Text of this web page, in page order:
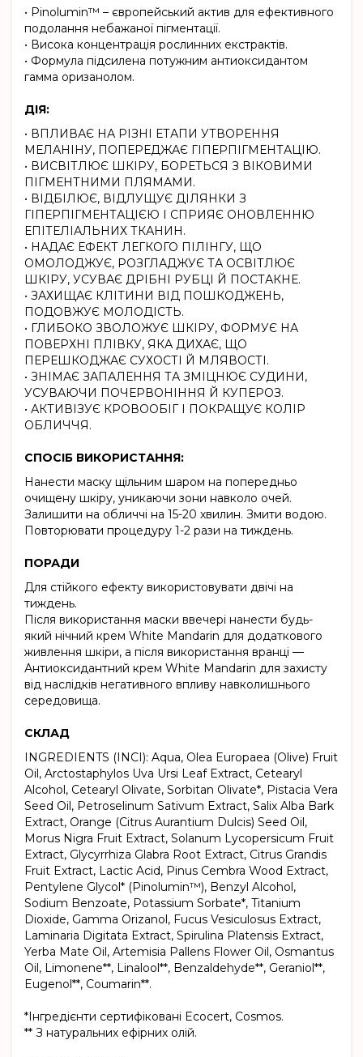
• Pinolumin™ – європейський актив для ефективного
подолання небажаної пігментації.
• Висока концентрація рослинних екстрактів.
• Формула підсилена потужним антиоксидантом
гамма оризанолом.
ДІЯ:
• ВПЛИВАЄ НА РІЗНІ ЕТАПИ УТВОРЕННЯ
МЕЛАНІНУ, ПОПЕРЕДЖАЄ ГІПЕРПІГМЕНТАЦІЮ.
• ВИСВІТЛЮЄ ШКІРУ, БОРЕТЬСЯ З ВІКОВИМИ
ПІГМЕНТНИМИ ПЛЯМАМИ.
• ВІДБІЛЮЄ, ВІДЛУЩУЄ ДІЛЯНКИ З
ГІПЕРПІГМЕНТАЦІЄЮ І СПРИЯЄ ОНОВЛЕННЮ
ЕПІТЕЛІАЛЬНИХ ТКАНИН.
• НАДАЄ ЕФЕКТ ЛЕГКОГО ПІЛІНГУ, ЩО
ОМОЛОДЖУЄ, РОЗГЛАДЖУЄ ТА ОСВІТЛЮЄ
ШКІРУ, УСУВАЄ ДРІБНІ РУБЦІ Й ПОСТАКНЕ.
• ЗАХИЩАЄ КЛІТИНИ ВІД ПОШКОДЖЕНЬ,
ПОДОВЖУЄ МОЛОДІСТЬ.
• ГЛИБОКО ЗВОЛОЖУЄ ШКІРУ, ФОРМУЄ НА
ПОВЕРХНІ ПЛІВКУ, ЯКА ДИХАЄ, ЩО
ПЕРЕШКОДЖАЄ СУХОСТІ Й МЛЯВОСТІ.
• ЗНІМАЄ ЗАПАЛЕННЯ ТА ЗМІЦНЮЄ СУДИНИ,
УСУВАЮЧИ ПОЧЕРВОНІННЯ Й КУПЕРОЗ.
• АКТИВІЗУЄ КРОВООБІГ І ПОКРАЩУЄ КОЛІР
ОБЛИЧЧЯ.
СПОСІБ ВИКОРИСТАННЯ:
Нанести маску щільним шаром на попередньо
очищену шкіру, уникаючи зони навколо очей.
Залишити на обличчі на 15-20 хвилин. Змити водою.
Повторювати процедуру 1-2 рази на тиждень.
ПОРАДИ
Для стійкого ефекту використовувати двічі на
тиждень.
Після використання маски ввечері нанести будь-
який нічний крем White Mandarin для додаткового
живлення шкіри, а після використання вранці —
Антиоксидантний крем White Mandarin для захисту
від наслідків негативного впливу навколишнього
середовища.
СКЛАД
INGREDIENTS (INCI): Aqua, Olea Europaea (Olive) Fruit
Oil, Arctostaphylos Uva Ursi Leaf Extract, Cetearyl
Alcohol, Cetearyl Olivate, Sorbitan Olivate*, Pistacia Vera
Seed Oil, Petroselinum Sativum Extract, Salix Alba Bark
Extract, Orange (Citrus Aurantium Dulcis) Seed Oil,
Morus Nigra Fruit Extract, Solanum Lycopersicum Fruit
Extract, Glycyrrhiza Glabra Root Extract, Citrus Grandis
Fruit Extract, Lactic Acid, Pinus Cembra Wood Extract,
Pentylene Glycol* (Pinolumin™), Benzyl Alcohol,
Sodium Benzoate, Potassium Sorbate*, Titanium
Dioxide, Gamma Оrizanol, Fucus Vesiculosus Extract,
Laminaria Digitata Extract, Spirulina Platensis Extract,
Yerba Mate Oil, Artemisia Pallens Flower Oil, Osmantus
Oil, Limonene**, Linalool**, Benzaldehyde**, Geraniol**,
Eugenol**, Coumarin**.
*Інгредієнти сертифіковані Ecocert, Cosmos.
** З натуральних ефірних олій.